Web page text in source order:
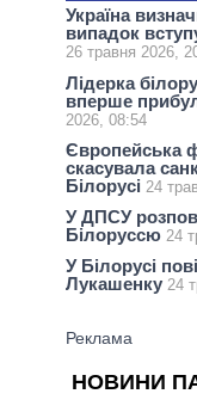
Україна
випадок
26 травня 2026,
Лідерка
вперше
2026, 08:54
Європейська
скасувала
Білорусі 24
У ДПСУ
Білоруссю 24
У Білорусі
Лукашенку 24